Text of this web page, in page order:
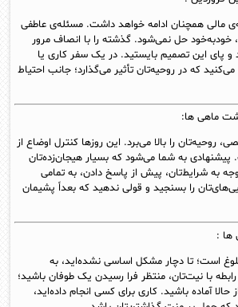
مالی همچنان ادامه خواهد داشت. مسئله‌ی عاطفی
خودبه‌خود حل نمی‌شود. گذشته را با انصاف مرور
پای این تصمیم بایستید. در یک سفر کاری یا
که در روحیه‌تان تأثیر می‌گذارد؛ جانب احتیاط
ماهی ها:
روحیه‌تان را بالا می‌برد. این روزها کنترل اوضاع از
به شما می‌شود که بسیار هیجان‌زده‌تان
به شرایط‌تان، پیش از پاسخ دادن، به تمامی
را بسنجید و قولی ندهید که بعداً پشیمان
ها :
است؛ تا دچار مشکل اساسی نشده‌اید، به
با نیت‌تان، منتظر فرا رسیدن یک طوفان باشید؛
حالا آماده باشید. کاری برای کسی انجام داده‌اید،